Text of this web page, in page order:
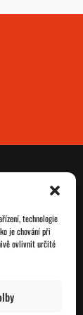
technologie
je chování při
ovlivnit určité